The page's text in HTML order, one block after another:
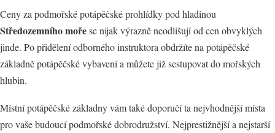
Ceny za podmořské potápěčské prohlídky pod hladinou
Středozemního mořese nijak výrazně neodlišují od cen obvyklých
jinde. Po přidělení odborného instruktora obdržíte na potápěčské
základně potápěčské vybavení a můžete již sestupovat do mořských
hlubin.
Místní potápěčské základny vám také doporučí ta nejvhodnější místa
pro vaše budoucí podmořské dobrodružství. Nejprestižnější a nejstarší